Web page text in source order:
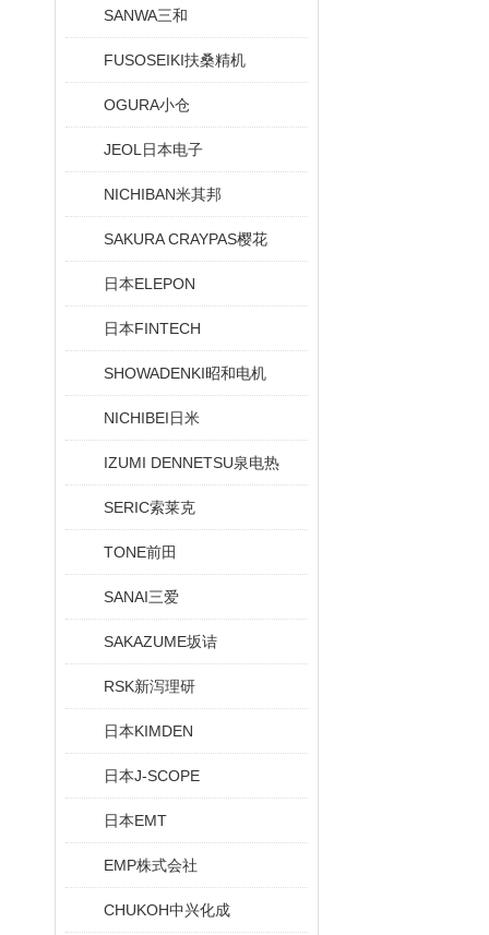
SANWA三和
FUSOSEIKI扶桑精机
OGURA小仓
JEOL日本电子
NICHIBAN米其邦
SAKURA CRAYPAS樱花
日本ELEPON
日本FINTECH
SHOWADENKI昭和电机
NICHIBEI日米
IZUMI DENNETSU泉电热
SERIC索莱克
TONE前田
SANAI三爱
SAKAZUME坂诘
RSK新泻理研
日本KIMDEN
日本J-SCOPE
日本EMT
EMP株式会社
CHUKOH中兴化成